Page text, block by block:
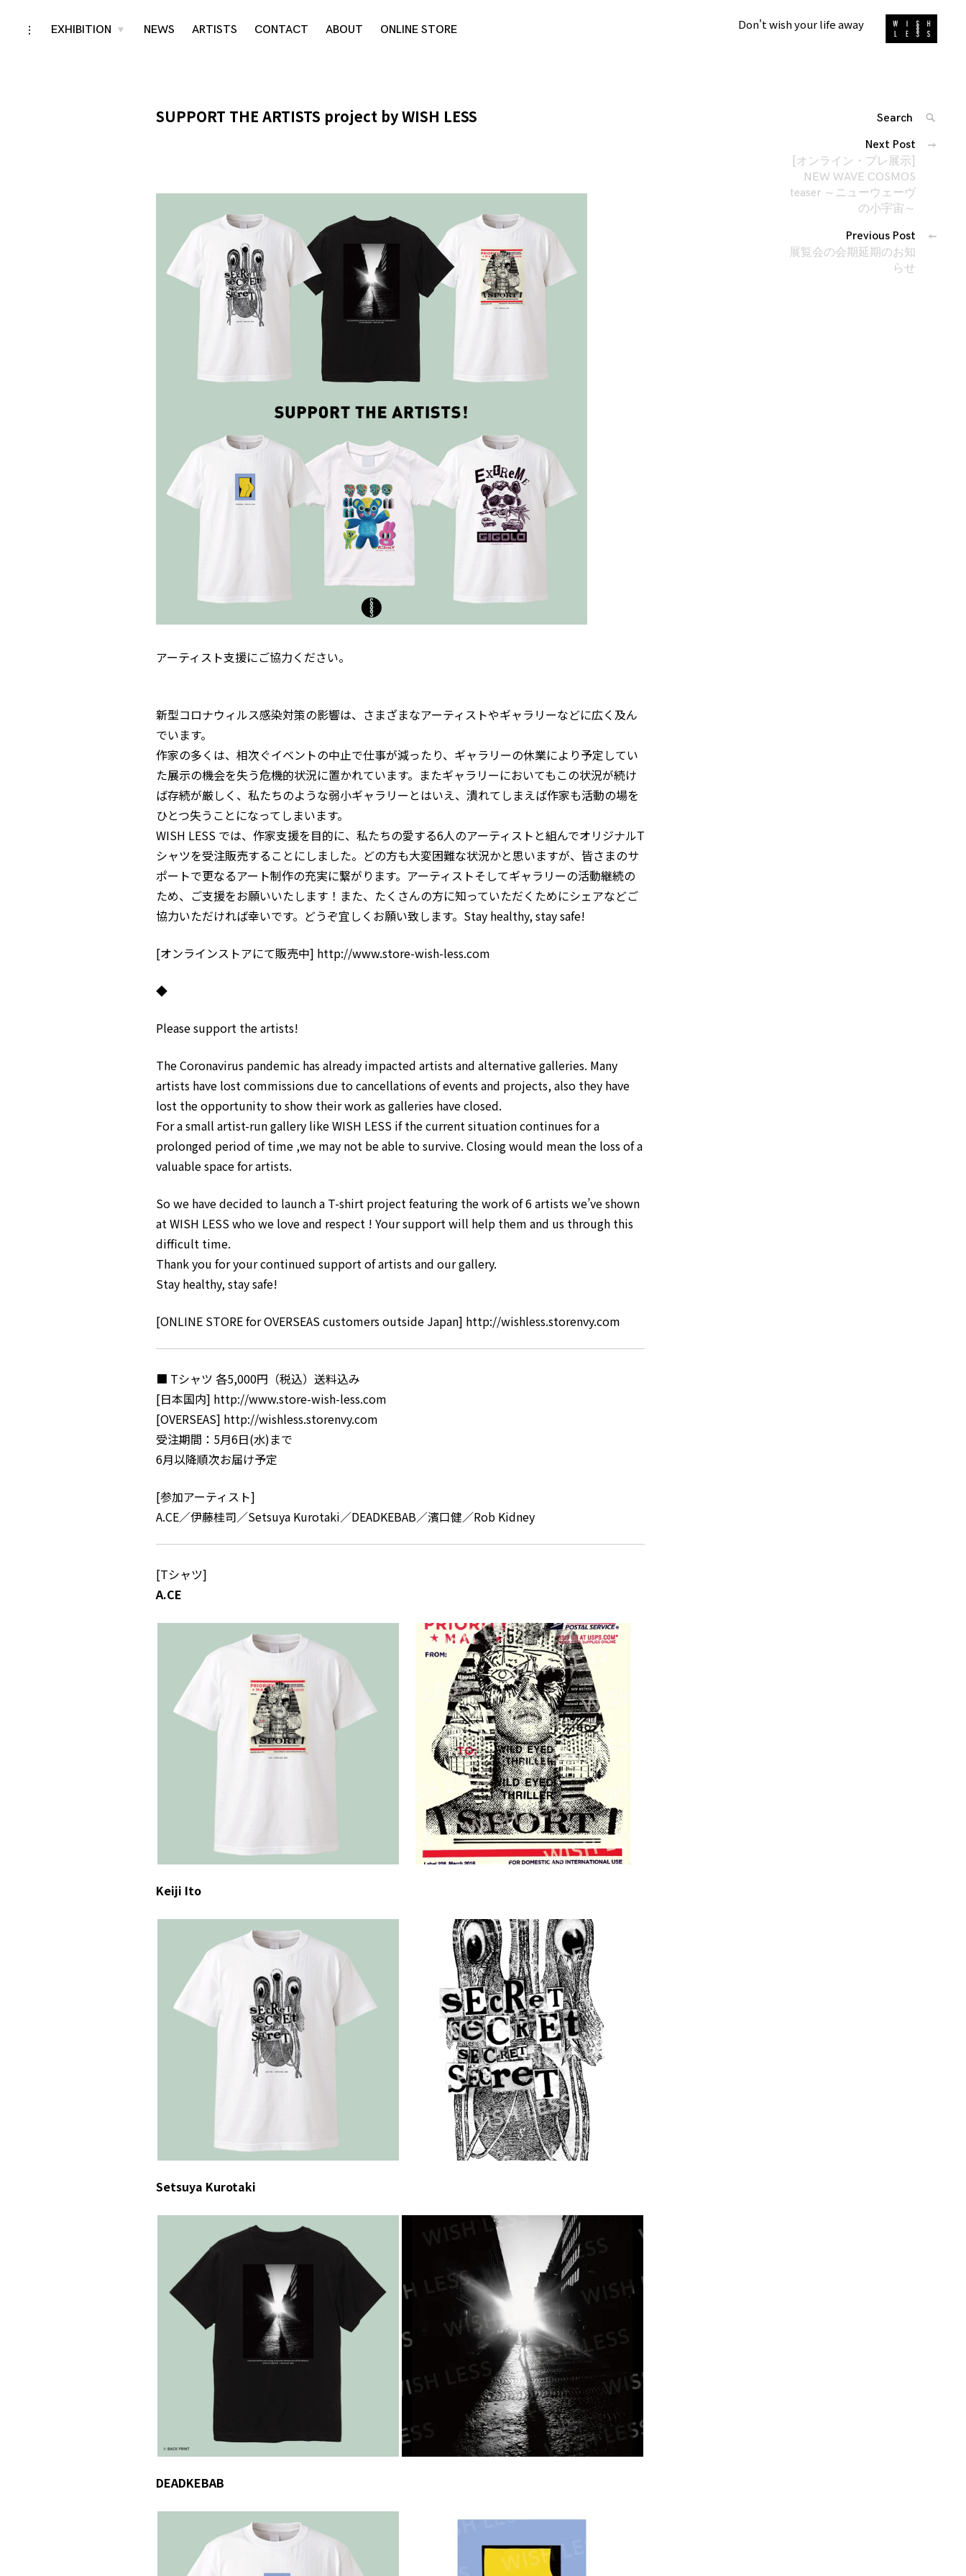
Skip
Don't wish your life away
toggleEXHIBITION
toggle
NEWS ARTISTS CONTACT ABOUT ONLINE STORE
SUPPORT THE ARTISTS project by WISH LESS
アーティスト支援にご協力ください。
新型コロナウィルス感染対策の影響は、さまざまなアーティストやギャラリーなどに広く及ん
でいます。
作家の多くは、相次ぐイベントの中止で仕事が減ったり、ギャラリーの休業により予定してい
た展示の機会を失う危機的状況に置かれています。またギャラリーにおいてもこの状況が続け
ば存続が厳しく、私たちのような弱小ギャラリーとはいえ、潰れてしまえば作家も活動の場を
ひとつ失うことになってしまいます。
WISH LESS では、作家支援を目的に、私たちの愛する6人のアーティストと組んでオリジナルT
シャツを受注販売することにしました。どの方も大変困難な状況かと思いますが、皆さまのサ
ポートで更なるアート制作の充実に繋がります。アーティストそしてギャラリーの活動継続の
ため、ご支援をお願いいたします！また、たくさんの方に知っていただくためにシェアなどご
協力いただければ幸いです。どうぞ宜しくお願い致します。Stay healthy, stay safe!
[オンラインストアにて販売中] http://www.store-wish-less.com
◆
Please support the artists!
The Coronavirus pandemic has already impacted artists and alternative galleries. Many
artists have lost commissions due to cancellations of events and projects, also they have
lost the opportunity to show their work as galleries have closed.
For a small artist-run gallery like WISH LESS if the current situation continues for a
prolonged period of time ,we may not be able to survive. Closing would mean the loss of a
valuable space for artists.
So we have decided to launch a T-shirt project featuring the work of 6 artists we’ve shown
at WISH LESS who we love and respect ! Your support will help them and us through this
difficult time.
Thank you for your continued support of artists and our gallery.
Stay healthy, stay safe!
[ONLINE STORE for OVERSEAS customers outside Japan] http://wishless.storenvy.com
■ Tシャツ 各5,000円（税込）送料込み
[日本国内] http://www.store-wish-less.com
[OVERSEAS] http://wishless.storenvy.com
受注期間：5月6日(水)まで
6月以降順次お届け予定
[参加アーティスト]
A.CE／伊藤桂司／Setsuya Kurotaki／DEADKEBAB／濱口健／Rob Kidney
[Tシャツ]
A.CE
Keiji Ito
Setsuya Kurotaki
DEADKEBAB
稿
ナ
ビ
シ
Next Post
[オンライン・プレ展示]
NEW WAVE COSMOS
teaser ～ニューウェーヴ
の小宇宙～
Previous Post
展覧会の会期延期のお知
らせ